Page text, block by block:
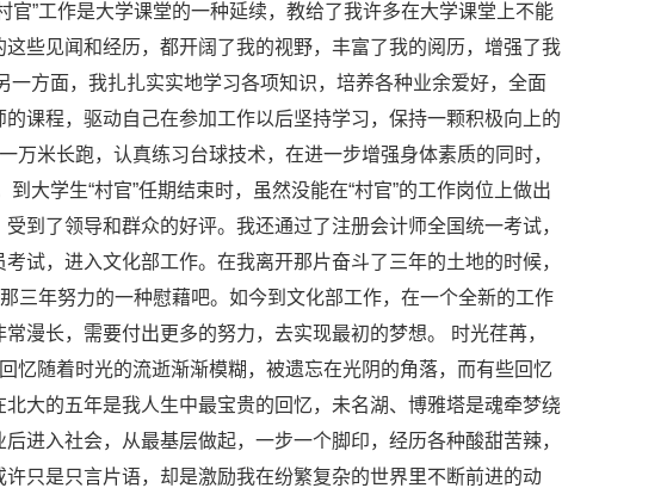
”工作是大学课堂的一种延续，教给了我许多在大学课堂上不能
些见闻和经历，都开阔了我的视野，丰富了我的阅历，增强了我
方面，我扎扎实实地学习各项知识，培养各种业余爱好，全面
课程，驱动自己在参加工作以后坚持学习，保持一颗积极向上的
米长跑，认真练习台球技术，在进一步增强身体素质的同时，
大学生“村官”任期结束时，虽然没能在“村官”的工作岗位上做出
到了领导和群众的好评。我还通过了注册会计师全国统一考试，
试，进入文化部工作。在我离开那片奋斗了三年的土地的时候，
三年努力的一种慰藉吧。如今到文化部工作，在一个全新的工作
漫长，需要付出更多的努力，去实现最初的梦想。 时光荏苒，
忆随着时光的流逝渐渐模糊，被遗忘在光阴的角落，而有些回忆
大的五年是我人生中最宝贵的回忆，未名湖、博雅塔是魂牵梦绕
进入社会，从最基层做起，一步一个脚印，经历各种酸甜苦辣，
只是只言片语，却是激励我在纷繁复杂的世界里不断前进的动